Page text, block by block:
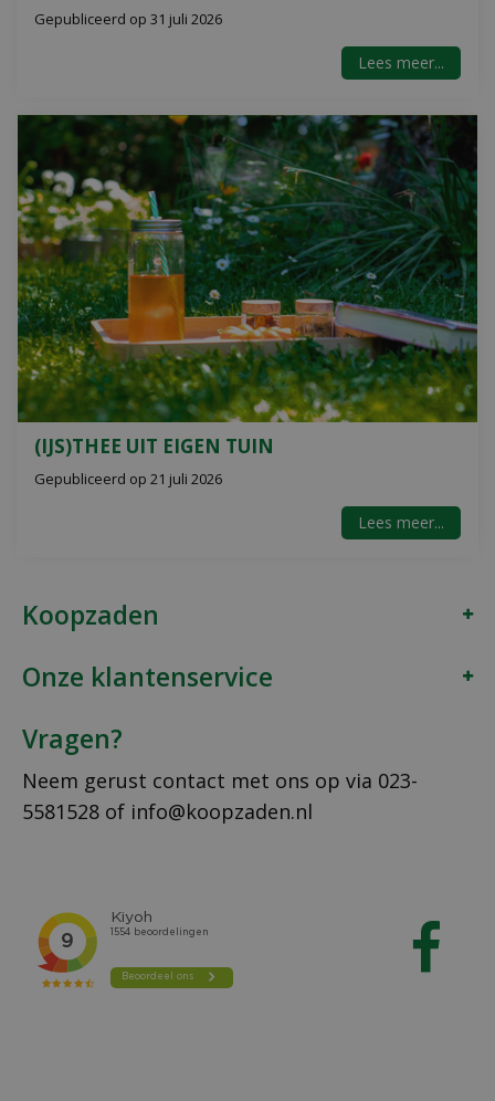
Gepubliceerd op 31 juli 2026
Lees meer...
(IJS)THEE UIT EIGEN TUIN
Gepubliceerd op 21 juli 2026
Lees meer...
Koopzaden
Onze klantenservice
Vragen?
Neem gerust contact met ons op via 023-
5581528 of info@koopzaden.nl